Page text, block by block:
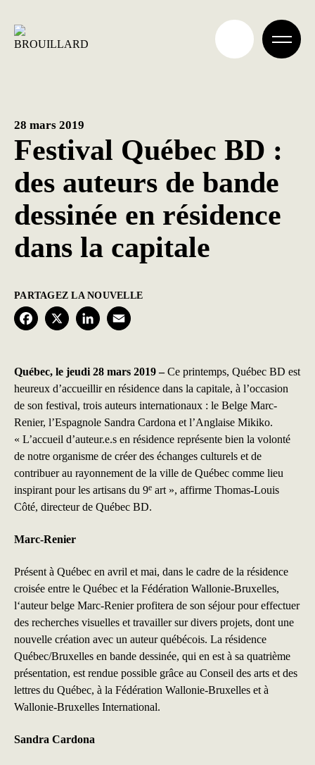
contenu
Festival Québec BD :
des auteurs de bande
dessinée en résidence
dans la capitale
28 mars 2019
PARTAGEZ LA NOUVELLE
F
c
e
o
k
X
L
n
k
e
d
n
a
i
Québec, le jeudi 28 mars 2019 –Ce printemps, Québec BD est
heureux d’accueillir en résidence dans la capitale, à l’occasion
de son festival, trois auteurs internationaux : le Belge Marc-
Renier, l’Espagnole Sandra Cardona et l’Anglaise Mikiko.
« L’accueil d’auteur.e.s en résidence représente bien la volonté
de notre organisme de créer des échanges culturels et de
contribuer au rayonnement de la ville de Québec comme lieu
inspirant pour les artisans du 9e art », affirme Thomas-Louis
Côté, directeur de Québec BD.
Marc-Renier
Présent à Québec en avril et mai, dans le cadre de la résidence
croisée entre le Québec et la Fédération Wallonie-Bruxelles,
l‘auteur belge Marc-Renier profitera de son séjour pour effectuer
des recherches visuelles et travailler sur divers projets, dont une
nouvelle création avec un auteur québécois. La résidence
Québec/Bruxelles en bande dessinée, qui en est à sa quatrième
présentation, est rendue possible grâce au Conseil des arts et des
lettres du Québec, à la Fédération Wallonie-Bruxelles et à
Wallonie-Bruxelles International.
Sandra Cardona